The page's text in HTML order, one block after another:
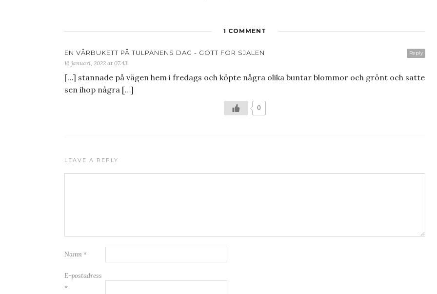
1 COMMENT
Reply
EN VÅRBUKETT PÅ TULPANENS DAG - GOTT FÖR SJÄLEN
16 januari, 2022 at 07:43
[…] stannade på vägen hem i fredags och köpte några olika buntar blommor och grönt och satte
sen ihop några […]
0
LEAVE A REPLY
Namn *
E-postadress
*